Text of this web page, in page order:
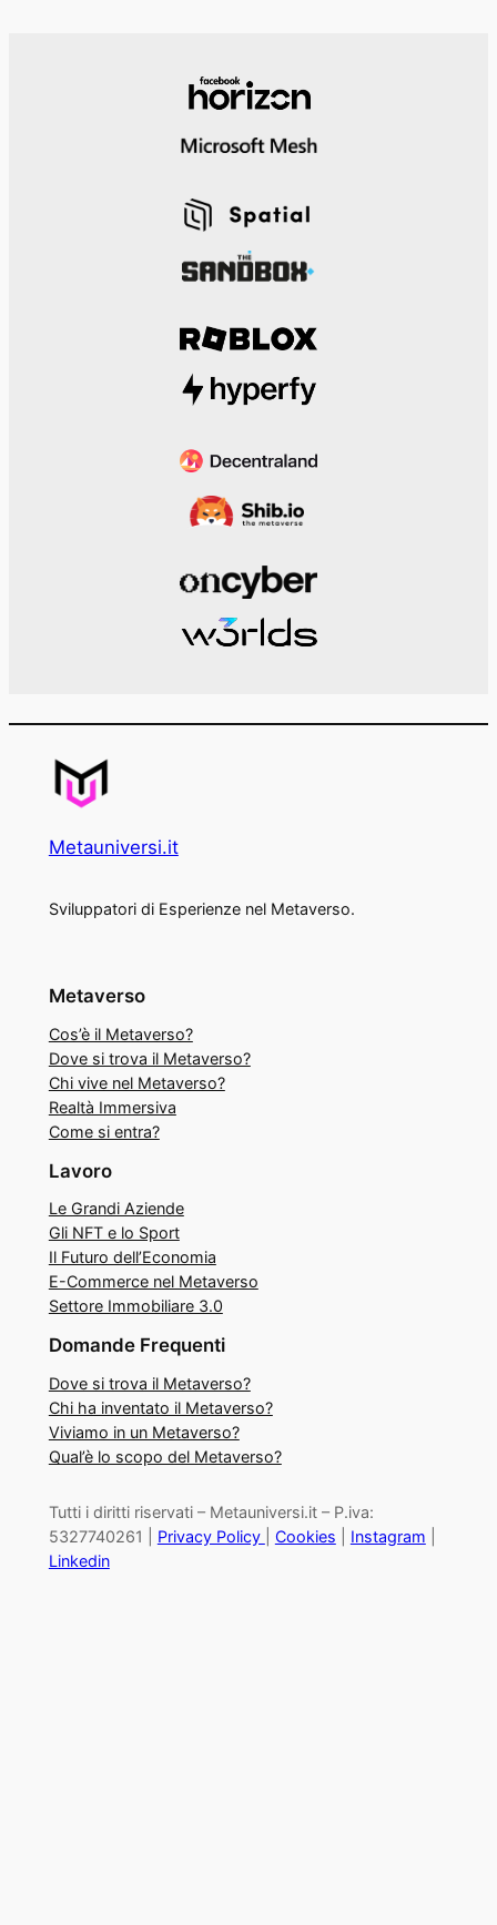
Metauniversi.it
Sviluppatori di Esperienze nel Metaverso.
Metaverso
Cos’è il Metaverso?
Dove si trova il Metaverso?
Chi vive nel Metaverso?
Realtà Immersiva
Come si entra?
Lavoro
Le Grandi Aziende
Gli NFT e lo Sport
Il Futuro dell’Economia
E-Commerce nel Metaverso
Settore Immobiliare 3.0
Domande Frequenti
Dove si trova il Metaverso?
Chi ha inventato il Metaverso?
Viviamo in un Metaverso?
Qual’è lo scopo del Metaverso?
Tutti i diritti riservati – Metauniversi.it – P.iva:
5327740261 | Privacy Policy Cookies Instagram
Linkedin